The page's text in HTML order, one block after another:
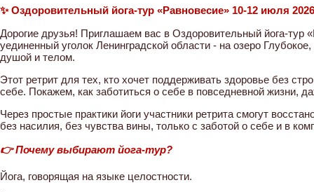
✨ Оздоровительный йога-тур «Равновесие» 10-12 июля
Дорогие друзья! Приглашаем вас в Оздоровительный йога-тур
уединенный уголок Ленинградской области - на озеро
душой и телом.
Этот ретрит для тех, кто хочет поддерживать здоровье без
себе. Покажем, как заботиться о себе в повседневной жизни,
Через простые практики йоги участники ретрита смогут
без насилия, без чувства вины, только с заботой о себе и в
👉 Почему выбирают йога-тур?
Йога, говорящая на языке целостности.